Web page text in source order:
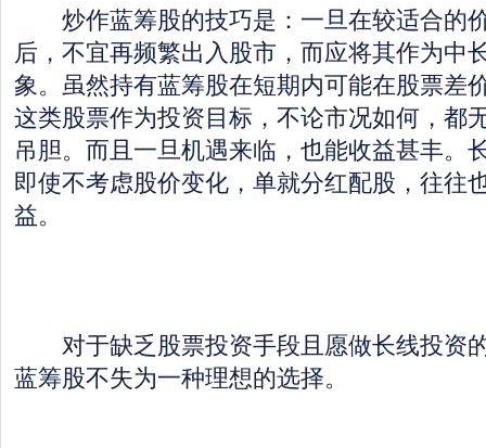
炒作蓝筹股的技巧是：一旦在较适合的
后，不宜再频繁出入股市，而应将其作为中
象。虽然持有蓝筹股在短期内可能在股票差
这类股票作为投资目标，不论市况如何，都
吊胆。而且一旦机遇来临，也能收益甚丰。
即使不考虑股价变化，单就分红配股，往往
益。
对于缺乏股票投资手段且愿做长线投资
蓝筹股不失为一种理想的选择。